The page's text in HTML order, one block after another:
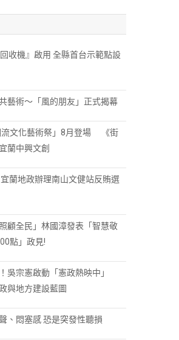
收機』啟用 全縣首台示範點設
藝術～「風的朋友」正式揭幕
流文化藝術祭」8月登場 《街
蘭中興文創
蘭地政辦理南山文健站反賄選
顧全民」林國漳發表「智慧敬
點」政見!
吳宗憲啟動「憲政熱映中」
與地方建設藍圖
、悶塞感 恐是突發性聽損